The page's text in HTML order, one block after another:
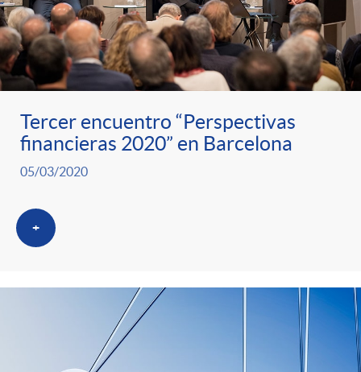
Tercer encuentro “Perspectivas
financieras 2020” en Barcelona
05/03/2020
+